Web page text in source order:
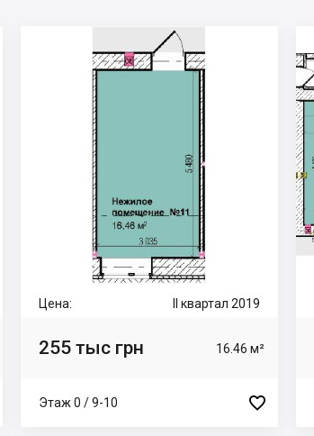
Цена: II квартал 2019
255 тыс грн 16.46 м²
Этаж 0 / 9-10 